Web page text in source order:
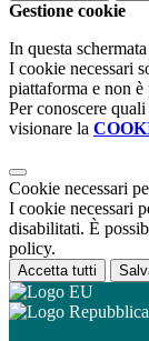
Gestione cookie
In questa
I cookie necessari
piattaforma e non
Per conoscere
visionare la
Cookie necessari
I cookie necessari
disabilitati. È
policy.
Accetta tutti